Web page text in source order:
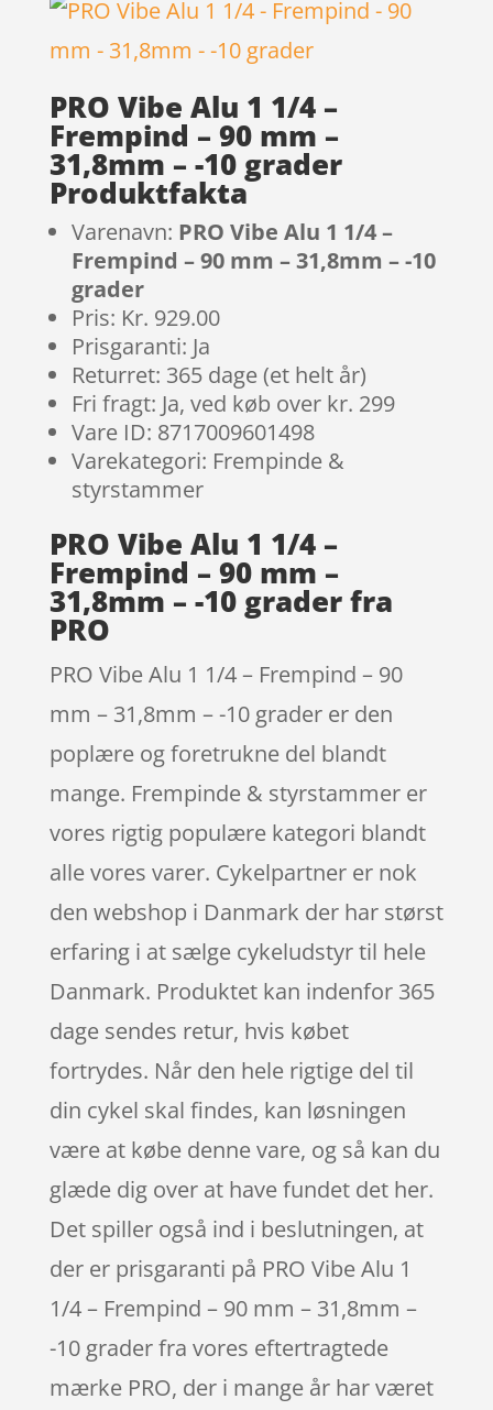
PRO Vibe Alu 1 1/4 –
Frempind – 90 mm –
31,8mm – -10 grader
Produktfakta
Varenavn: PRO Vibe Alu 1 1/4 –
Frempind – 90 mm – 31,8mm – -10
grader
Pris: Kr. 929.00
Prisgaranti: Ja
Returret: 365 dage (et helt år)
Fri fragt: Ja, ved køb over kr. 299
Vare ID: 8717009601498
Varekategori: Frempinde &
styrstammer
PRO Vibe Alu 1 1/4 –
Frempind – 90 mm –
31,8mm – -10 grader fra
PRO
PRO Vibe Alu 1 1/4 – Frempind – 90
mm – 31,8mm – -10 grader er den
poplære og foretrukne del blandt
mange. Frempinde & styrstammer er
vores rigtig populære kategori blandt
alle vores varer. Cykelpartner er nok
den webshop i Danmark der har størst
erfaring i at sælge cykeludstyr til hele
Danmark. Produktet kan indenfor 365
dage sendes retur, hvis købet
fortrydes. Når den hele rigtige del til
din cykel skal findes, kan løsningen
være at købe denne vare, og så kan du
glæde dig over at have fundet det her.
Det spiller også ind i beslutningen, at
der er prisgaranti på PRO Vibe Alu 1
1/4 – Frempind – 90 mm – 31,8mm –
-10 grader fra vores eftertragtede
mærke PRO, der i mange år har været